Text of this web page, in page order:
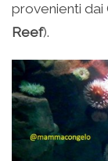
provenienti dai
Reef).